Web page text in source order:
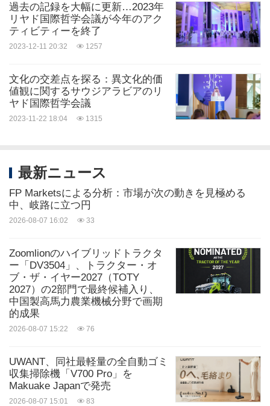
過去の記録を大幅に更新…2023年
リヤド国際哲学会議が今年のアク
ティビティーを終了
2023-12-11 20:32 1257
文化の交差点を探る：異文化的価
値観に関するサウジアラビアのリ
ヤド国際哲学会議
2023-11-22 18:04 1315
最新ニュース
FP Marketsによる分析：市場が次の動きを見極める
中、岐路に立つ円
2026-08-07 16:02 33
Zoomlionのハイブリッドトラクタ
ー「DV3504」、トラクター・オ
ブ・ザ・イヤー2027（TOTY
2027）の2部門で最終候補入り、
中国製高馬力農業機械分野で画期
的成果
2026-08-07 15:22 76
UWANT、同社最軽量の全自動ゴミ
収集掃除機「V700 Pro」を
Makuake Japanで発売
2026-08-07 15:01 83